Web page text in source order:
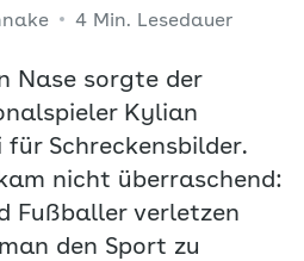
4 Min. Lesedauer
Nase sorgte der
Kylian
Schreckensbilder.
nicht überraschend:
Fußballer verletzen
den Sport zu